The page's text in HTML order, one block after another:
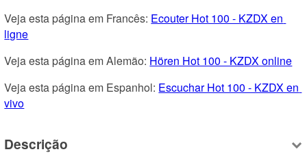
Veja esta página em Francês: Ecouter Hot 100 - KZDX en
ligne
Veja esta página em Alemão: Hören Hot 100 - KZDX online
Veja esta página em Espanhol: Escuchar Hot 100 - KZDX en
vivo
Descrição